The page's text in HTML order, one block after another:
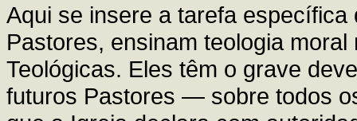
Aqui se insere a tarefa
Pastores, ensinam teologia
Teológicas. Eles têm o grave
futuros Pastores — sobre todos